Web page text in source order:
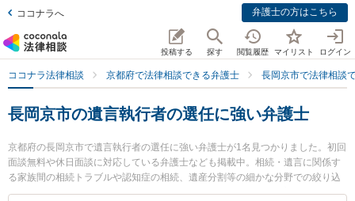
ココナラへ 弁護士の方はこちら
投稿する 探す 閲覧履歴 マイリスト ログイン
ココナラ法律相談 京都府で法律相談できる弁護士 長岡京市で法律相談
長岡京市の遺言執行者の選任に強い弁護士
京都府の長岡京市で遺言執行者の選任に強い弁護士が1名見つかりました。初回
面談無料や休日面談に対応している弁護士なども掲載中。相続・遺言に関係す
る家族間の相続トラブルや認知症の相続、遺産分割等の細かな分野での絞り込
み検索もでき便利です。特に古屋法律事務所の古屋 岳弁護士のプロフィール情